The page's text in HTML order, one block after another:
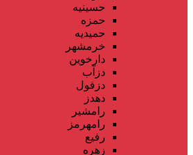
حسینیه
حمزه
حمیدیه
خرمشهر
دارخوین
دزآب
دزفول
دهدز
رامشیر
رامهرمز
رفیع
زهره